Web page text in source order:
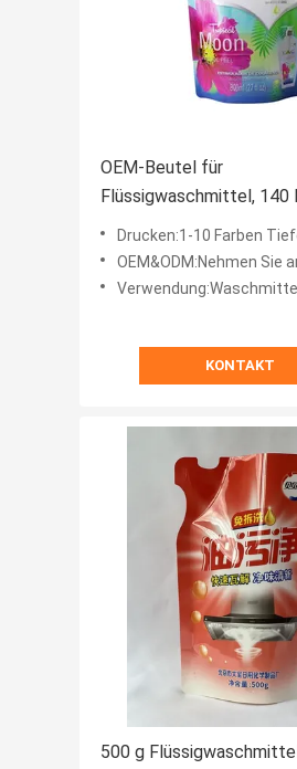
OEM-Beutel für
Flüssigwaschmittel, 140
PET, PE, zum Waschen,
Dicke
Drucken:1-10 Farben Tiefdruck
OEM&ODM:Nehmen Sie
Verwendung:Waschmittel, Suppen-Flüssigkeit,
KONTAKT
500 g